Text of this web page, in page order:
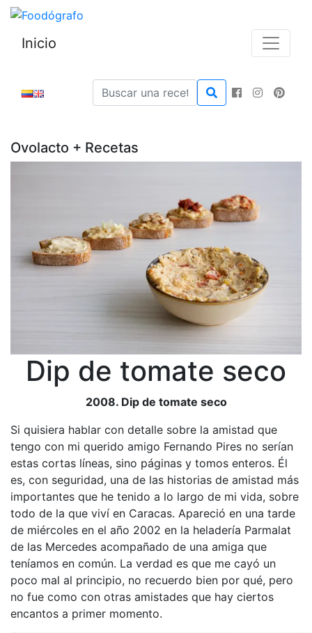
Inicio
Ovolacto + Recetas
Dip de tomate seco
2008. Dip de tomate seco
Si quisiera hablar con detalle sobre la amistad que
tengo con mi querido amigo Fernando Pires no serían
estas cortas líneas, sino páginas y tomos enteros. Él
es, con seguridad, una de las historias de amistad más
importantes que he tenido a lo largo de mi vida, sobre
todo de la que viví en Caracas. Apareció en una tarde
de miércoles en el año 2002 en la heladería Parmalat
de las Mercedes acompañado de una amiga que
teníamos en común. La verdad es que me cayó un
poco mal al principio, no recuerdo bien por qué, pero
no fue como con otras amistades que hay ciertos
encantos a primer momento.